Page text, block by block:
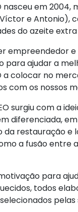
nasceu em
e Antonio),
do azeite
empreendedor e
para ajudar a
a colocar no
com os nossos
surgiu com a
diferenciada,
da restauração e
a fusão
para
todos